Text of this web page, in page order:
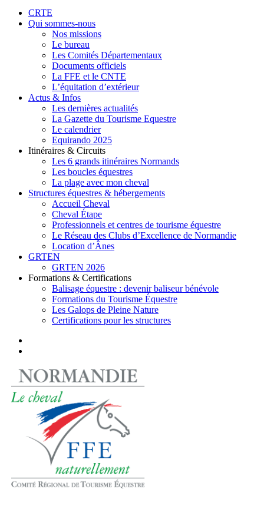
search
Menu
CRTE
Qui sommes-nous
Nos missions
Le bureau
Les Comités Départementaux
Documents officiels
La FFE et le CNTE
L’équitation d’extérieur
Actus & Infos
Les dernières actualités
La Gazette du Tourisme Equestre
Le calendrier
Equirando 2025
Itinéraires & Circuits
Les 6 grands itinéraires Normands
Les boucles équestres
La plage avec mon cheval
Structures équestres & hébergements
Accueil Cheval
Cheval Étape
Professionnels et centres de tourisme équestre
Le Réseau des Clubs d’Excellence de Normandie
Location d’Ânes
GRTEN
GRTEN 2026
Formations & Certifications
Balisage équestre : devenir baliseur bénévole
Formations du Tourisme Équestre
Les Galops de Pleine Nature
Certifications pour les structures